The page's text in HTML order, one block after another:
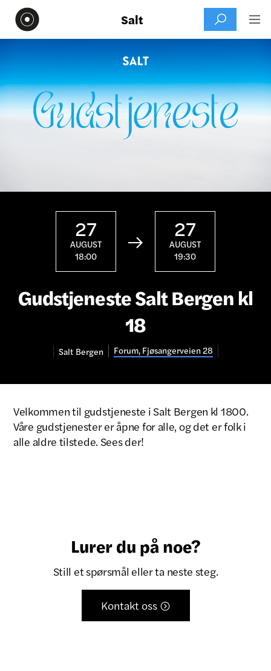
Salt  
27
AUGUST
18:00

27
AUGUST
19:30
Gudstjeneste Salt Bergen kl
18
Salt Bergen Forum, Fjøsangerveien 28
Velkommen til gudstjeneste i Salt Bergen kl 1800.
Våre gudstjenester er åpne for alle, og det er folk i
alle aldre tilstede. Sees der!
Lurer du på noe?
Still et spørsmål eller ta neste steg.
Kontakt oss 